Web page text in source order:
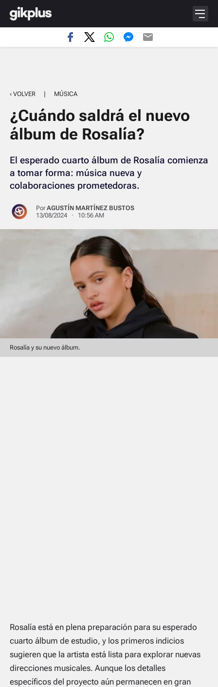
‹ VOLVER | MÚSICA
¿Cuándo saldrá el nuevo
álbum de Rosalía?
El esperado cuarto álbum de Rosalía comienza
a tomar forma: música nueva y
colaboraciones prometedoras.
PorAGUSTÍN MARTÍNEZ BUSTOS
13/08/2024 · 10:56 AM
Rosalía y su nuevo álbum.
Rosalía está en plena preparación para su esperado
cuarto álbum de estudio, y los primeros indicios
sugieren que la artista está lista para explorar nuevas
direcciones musicales. Aunque los detalles
específicos del proyecto aún permanecen en gran